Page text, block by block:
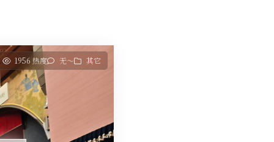
1956 热度 无～ 其它